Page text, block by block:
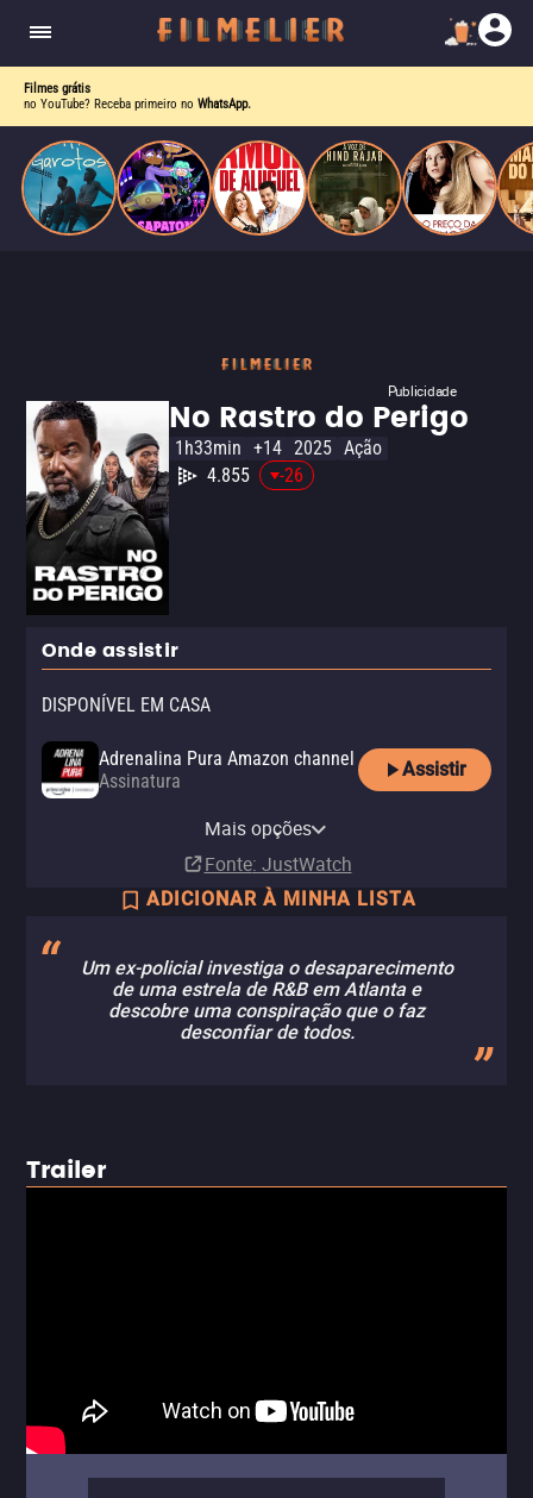
Filmes grátis
no YouTube? Receba primeiro no WhatsApp.
Publicidade
No Rastro do Perigo
1h33min +14 2025 Ação
4.855
-26
Onde assistir
DISPONÍVEL EM CASA
Adrenalina Pura Amazon channel
Assinatura
Assistir
Adrenalina Pura Apple TV
Mais opções
Fonte: JustWatch
ADICIONAR À MINHA LISTA
Um ex-policial investiga o desaparecimento
de uma estrela de R&B em Atlanta e
descobre uma conspiração que o faz
desconfiar de todos.
Trailer
aceitação.